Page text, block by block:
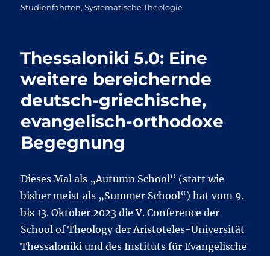
Studienfahrten,Systematische Theologie
Thessaloniki 5.0: Eine
weitere bereichernde
deutsch-griechische,
evangelisch-orthodoxe
Begegnung
Dieses Mal als „Autumn School“ (statt wie
bisher meist als „Summer School“) hat vom 9.
bis 13. Oktober 2023 die V. Conference der
School of Theology der Aristoteles-Universität
Thessaloniki und des Instituts für Evangelische